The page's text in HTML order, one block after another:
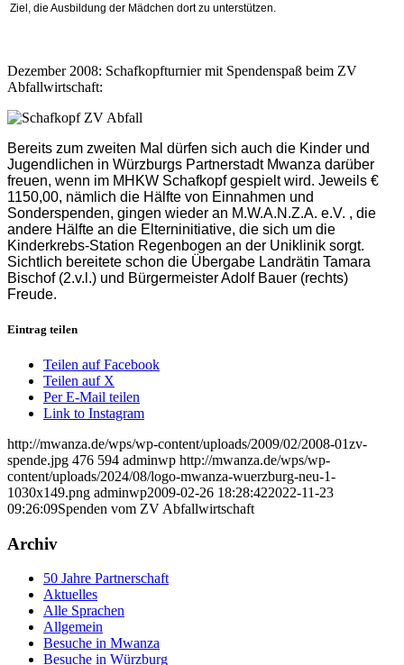
Ziel, die Ausbildung der Mädchen dort zu unterstützen.
Dezember 2008: Schafkopfturnier mit Spendenspaß beim ZV
Abfallwirtschaft:
Bereits zum zweiten Mal dürfen sich auch die Kinder und
Jugendlichen in Würzburgs Partnerstadt Mwanza darüber
freuen, wenn im MHKW Schafkopf gespielt wird. Jeweils €
1150,00, nämlich die Hälfte von Einnahmen und
Sonderspenden, gingen wieder an M.W.A.N.Z.A. e.V. , die
andere Hälfte an die Elterninitiative, die sich um die
Kinderkrebs-Station Regenbogen an der Uniklinik sorgt.
Sichtlich bereitete schon die Übergabe Landrätin Tamara
Bischof (2.v.l.) und Bürgermeister Adolf Bauer (rechts)
Freude.
Eintrag teilen
Teilen auf Facebook
Teilen auf X
Per E-Mail teilen
Link to Instagram
http://mwanza.de/wps/wp-content/uploads/2009/02/2008-01zv-
spende.jpg 476 594 adminwp http://mwanza.de/wps/wp-
content/uploads/2024/08/logo-mwanza-wuerzburg-neu-1-
1030x149.png adminwp2009-02-26 18:28:422022-11-23
09:26:09Spenden vom ZV Abfallwirtschaft
Archiv
50 Jahre Partnerschaft
Aktuelles
Alle Sprachen
Allgemein
Besuche in Mwanza
Besuche in Würzburg